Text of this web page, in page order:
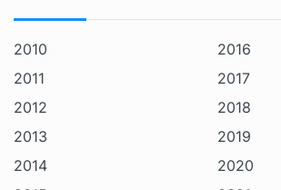
2010
2011
2012
2013
2014
2016
2017
2018
2019
2020